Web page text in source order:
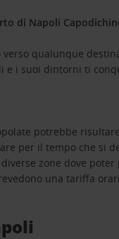
di Napoli
qualunque
e i suoi dintorni ti
potrebbe
per il tempo che si
zone dove
una tariffa